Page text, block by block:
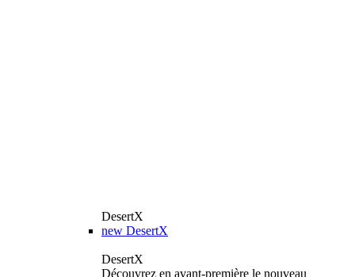
DesertX
new DesertX
DesertX
Découvrez en avant-première le nouveau